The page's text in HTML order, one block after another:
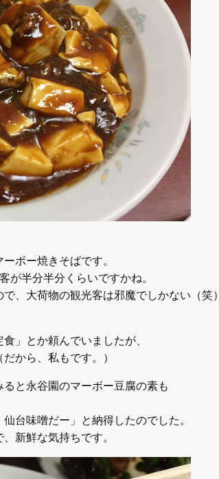
ボー焼きそばです。
が半分半分くらいですかね。
、大荷物の観光客は邪魔でしかない（笑）
」とか頼んでいましたが、
から、私もです。）
と永谷園のマーボー豆腐の素も
台味噌だー」と納得したのでした。
新鮮な気持ちです。